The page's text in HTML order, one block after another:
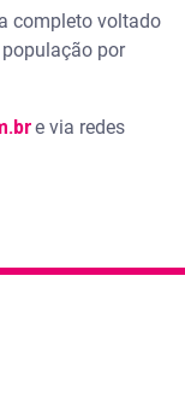
completo voltado
por
e via redes